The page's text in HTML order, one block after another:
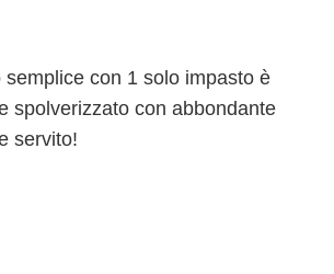
semplice con 1 solo impasto è
spolverizzato con abbondante
servito!